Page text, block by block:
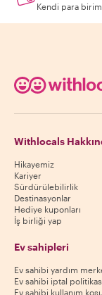
Kendi para
Withlocals
Hikayemiz
Kariyer
Sürdürülebilirlik
Destinasyonlar
Hediye kuponları
İş birliği yap
Ev sahipleri
Ev sahibi yardım
Ev sahibi iptal
Ev sahibi kullanım